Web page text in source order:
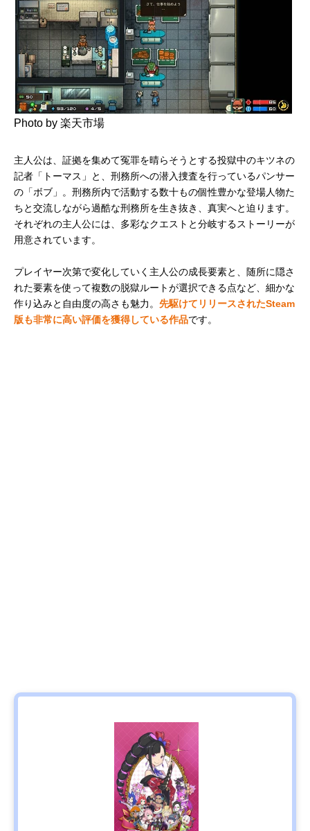
Photo by 楽天市場
主人公は、証拠を集めて冤罪を晴らそうとする投獄中のキツネの
記者「トーマス」と、刑務所への潜入捜査を行っているパンサー
の「ボブ」。刑務所内で活動する数十もの個性豊かな登場人物た
ちと交流しながら過酷な刑務所を生き抜き、真実へと迫ります。
それぞれの主人公には、多彩なクエストと分岐するストーリーが
用意されています。
プレイヤー次第で変化していく主人公の成長要素と、随所に隠さ
れた要素を使って複数の脱獄ルートが選択できる点など、細かな
作り込みと自由度の高さも魅力。 先駆けてリリースされたSteam
版も非常に高い評価を獲得している作品です。